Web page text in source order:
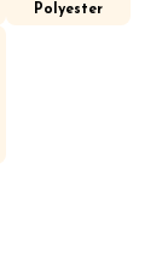
Polyester